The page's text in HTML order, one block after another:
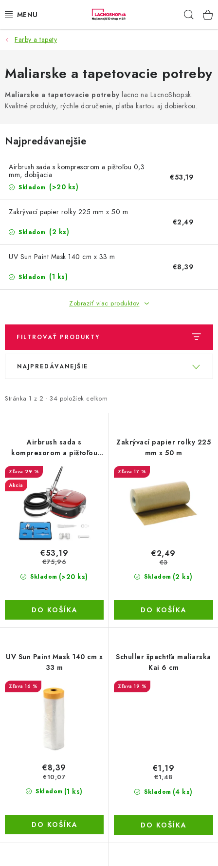
na
NAŠE AKCIE!
NAŠE NOVINKY!
POTRAVINY
NÁBYTOK
ELEKTRO
TOTÁLNA LIKVIDÁCIA
AUTO-MOTO
PRODUKTY HISTORICKE BEZ ZASOBY
BEZ ZÁSOBY, K VYŘAZENÍ (VČ. XD)
OBLEČENÍ A MÓDA
DROGERIE A KOSMETIKA
DÍLNA A STAVBA
DIELŇA A STAVBA
ZÁBAVA A KNIHY
DOPLNKOVÝ PREDAJ
LETNÝ VÝPREDAJ
LacnoBlog
Kontakty, O nás
Dopravné a Platby
Vratky a Reklamácie
Farby a tapety
Maliarske a tapetovacie potreby
Maliarske a tapetovacie potreby lacno na LacnoShop.sk.
Kvalitné produkty, rýchle doručenie, platba kartou aj dobierkou.
Najpredávanejšie
Airbrush sada s kompresorom a pištoľou 0,3
mm, dobíjacia
Skladom (>20 ks)
€53,19
Zakrývací papier rolky 225 mm x 50 m
Skladom (2 ks)
€2,49
UV Sun Paint Mask 140 cm x 33 m
Skladom (1 ks)
€8,39
Zobraziť viac produktov
FILTROVAŤ PRODUKTY
V
i
d
u
k
Stránka 1 z 2 - 34 položiek celkom
R
e
r
o
d
NAJPREDÁVANEJŠIE
Airbrush sada s
kompresorom a pištoľou
0,3 mm, dobíjacia
29 %
Akcia
Skladom (>20 ks)
€53,19
€75,96
DO KOŠÍKA
Zakrývací papier rolky 225
mm x 50 m
17 %
Skladom (2 ks)
€2,49
€3
DO KOŠÍKA
UV Sun Paint Mask 140 cm x
33 m
16 %
Skladom (1 ks)
€8,39
€10,07
DO KOŠÍKA
Schuller špachtľa maliarska
Kai 6 cm
19 %
Skladom (4 ks)
€1,19
€1,48
DO KOŠÍKA